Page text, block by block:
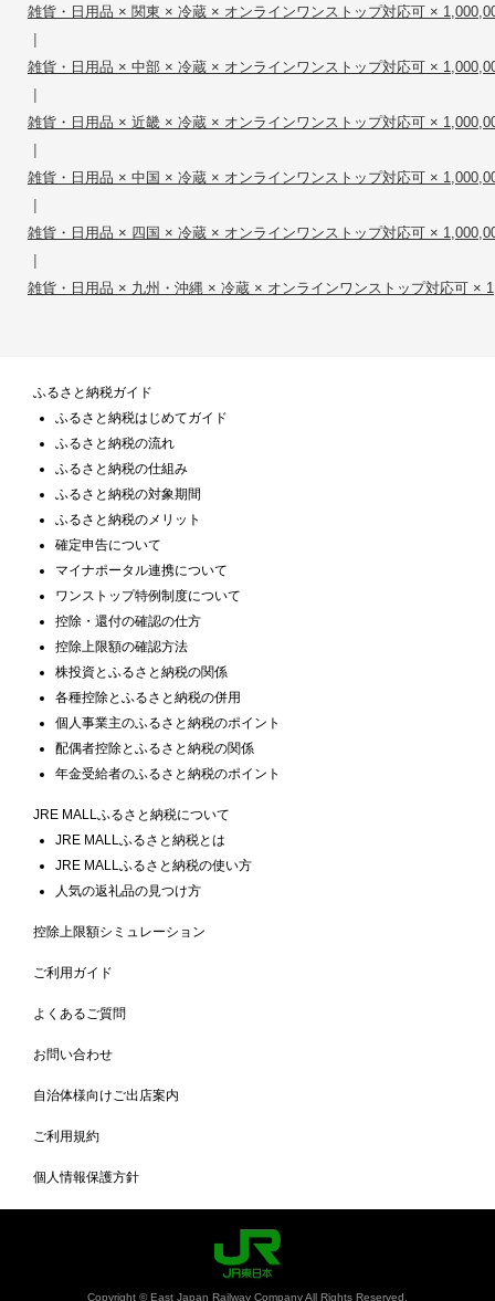
雑貨・日用品 × 関東 × 冷蔵 × オンラインワンストップ対応可 ×
|
雑貨・日用品 × 中部 × 冷蔵 × オンラインワンストップ対応可 ×
|
雑貨・日用品 × 近畿 × 冷蔵 × オンラインワンストップ対応可 ×
|
雑貨・日用品 × 中国 × 冷蔵 × オンラインワンストップ対応可 ×
|
雑貨・日用品 × 四国 × 冷蔵 × オンラインワンストップ対応可 ×
|
雑貨・日用品 × 九州・沖縄 × 冷蔵 × オンラインワンストップ対応可 ×
ふるさと納税ガイド
ふるさと納税はじめてガイド
ふるさと納税の流れ
ふるさと納税の仕組み
ふるさと納税の対象期間
ふるさと納税のメリット
確定申告について
マイナポータル連携について
ワンストップ特例制度について
控除・還付の確認の仕方
控除上限額の確認方法
株投資とふるさと納税の関係
各種控除とふるさと納税の併用
個人事業主のふるさと納税のポイント
配偶者控除とふるさと納税の関係
年金受給者のふるさと納税のポイント
JRE MALLふるさと納税について
JRE MALLふるさと納税とは
JRE MALLふるさと納税の使い方
人気の返礼品の見つけ方
控除上限額シミュレーション
ご利用ガイド
よくあるご質問
お問い合わせ
自治体様向けご出店案内
ご利用規約
個人情報保護方針
Copyright © East Japan Railway Company All Rights Reserved.